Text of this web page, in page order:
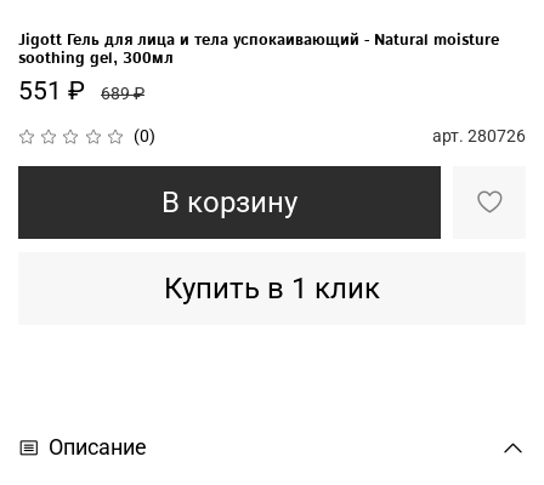
(0) арт. 280726
Jigott Гель для лица и тела успокаивающий - Natural moisture
soothing gel, 300мл
551 ₽ 689 ₽
В корзину
Купить в 1 клик
Описание